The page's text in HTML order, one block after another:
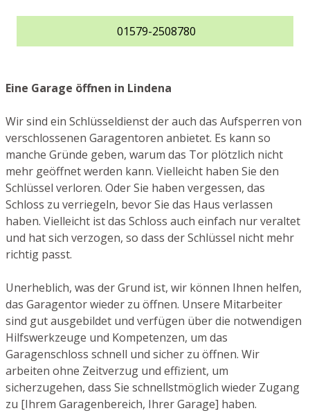
01579-2508780
Eine Garage öffnen in Lindena
Wir sind ein Schlüsseldienst der auch das Aufsperren von
verschlossenen Garagentoren anbietet. Es kann so
manche Gründe geben, warum das Tor plötzlich nicht
mehr geöffnet werden kann. Vielleicht haben Sie den
Schlüssel verloren. Oder Sie haben vergessen, das
Schloss zu verriegeln, bevor Sie das Haus verlassen
haben. Vielleicht ist das Schloss auch einfach nur veraltet
und hat sich verzogen, so dass der Schlüssel nicht mehr
richtig passt.
Unerheblich, was der Grund ist, wir können Ihnen helfen,
das Garagentor wieder zu öffnen. Unsere Mitarbeiter
sind gut ausgebildet und verfügen über die notwendigen
Hilfswerkzeuge und Kompetenzen, um das
Garagenschloss schnell und sicher zu öffnen. Wir
arbeiten ohne Zeitverzug und effizient, um
sicherzugehen, dass Sie schnellstmöglich wieder Zugang
zu [Ihrem Garagenbereich, Ihrer Garage] haben.